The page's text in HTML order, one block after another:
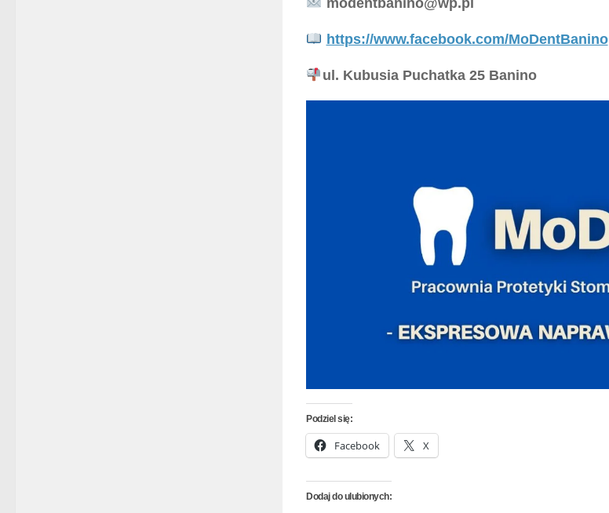
modentbanino@wp.pl
https://www.facebook.com/MoDentBanino
ul. Kubusia Puchatka 25 Banino
Podziel się:
Facebook X
Dodaj do ulubionych: